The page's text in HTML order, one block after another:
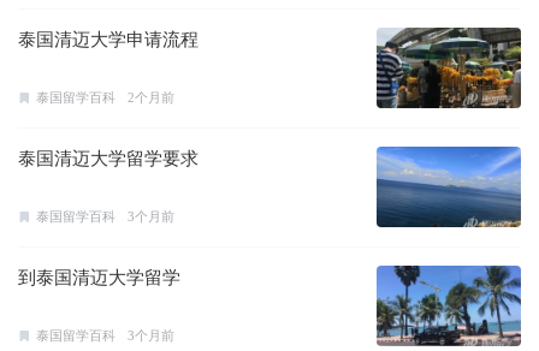
泰国清迈大学申请流程
泰国留学百科 2个月前
泰国清迈大学留学要求
泰国留学百科 3个月前
到泰国清迈大学留学
泰国留学百科 3个月前